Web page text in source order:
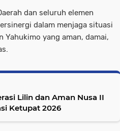
dan seluruh elemen
dalam menjaga situasi
Yahukimo yang aman, damai,
Lilin dan Aman Nusa II
Ketupat 2026